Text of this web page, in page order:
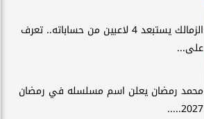
الزمالك يستبعد 4 لاعبين من حساباته.. تعرف
على...
محمد رمضان يعلن اسم مسلسله في رمضان
2027.....